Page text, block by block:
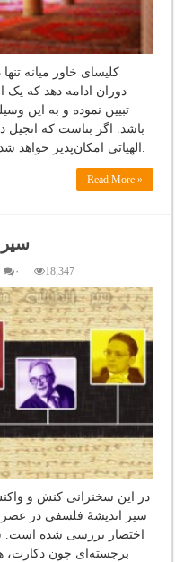
کلیسای خاور میانه
دوران ادامه دهد که یک
تبیین نموده و به این
باشد. اگر بناست که انجیل در
الهیاتی امکان‌پذیر خواهد شد که بتواند با مردم منطقه ارتباط پیدا کند.
Read More »
۰ 18,347
در این سخنرانی کنش و
سیر اندیشۀ فلسفی در عصر
اختصار بررسی شده است.
برجسته‌ای چون دکارت،